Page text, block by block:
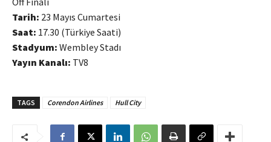
Tarih: 23 Mayıs Cumartesi
Saat: 17.30 (Türkiye Saati)
Stadyum: Wembley Stadı
Yayın Kanalı: TV8
TAGS Corendon Airlines Hull City